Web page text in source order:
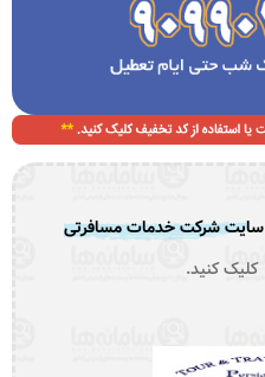
سایت شرکت خدمات مسافرتی
کلیک کنید.